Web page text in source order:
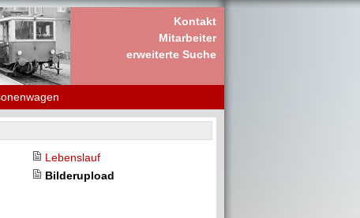
Kontakt
Mitarbeiter
erweiterte Suche
Lebenslauf
Bilderupload